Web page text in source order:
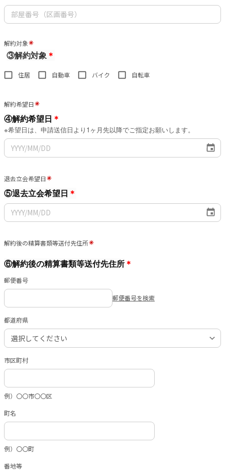
解約対象
③解約対象＊
住居 自動車 バイク 自転車
解約希望日
④解約希望日 ＊
※希望日は、申請送信日より1ヶ月先以降でご指定お願いします。
退去立会希望日
⑤退去立会希望日 ＊
解約後の精算書類等送付先住所
⑥解約後の精算書類等送付先住所＊
郵便番号
郵便番号を検索
都道府県
市区町村
例）〇〇市〇〇区
町名
例）〇〇町
番地等